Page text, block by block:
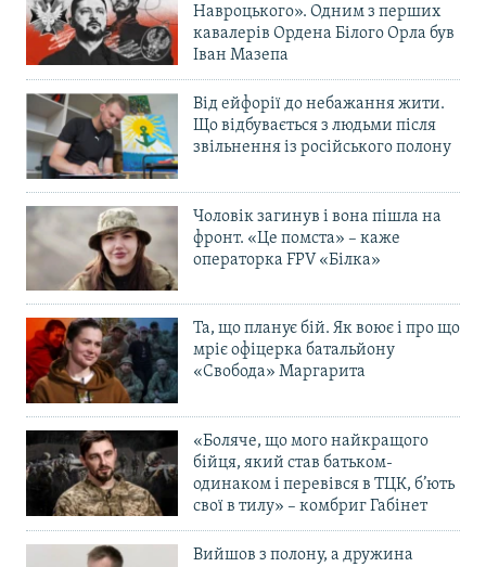
Навроцького». Одним з перших
кавалерів Ордена Білого Орла був
Іван Мазепа
Від ейфорії до небажання жити.
Що відбувається з людьми після
звільнення із російського полону
Чоловік загинув і вона пішла на
фронт. «Це помста» – каже
операторка FPV «Білка»
Та, що планує бій. Як воює і про що
мріє офіцерка батальйону
«Свобода» Маргарита
«Боляче, що мого найкращого
бійця, який став батьком-
одинаком і перевівся в ТЦК, б’ють
свої в тилу» – комбриг Габінет
Вийшов з полону, а дружина